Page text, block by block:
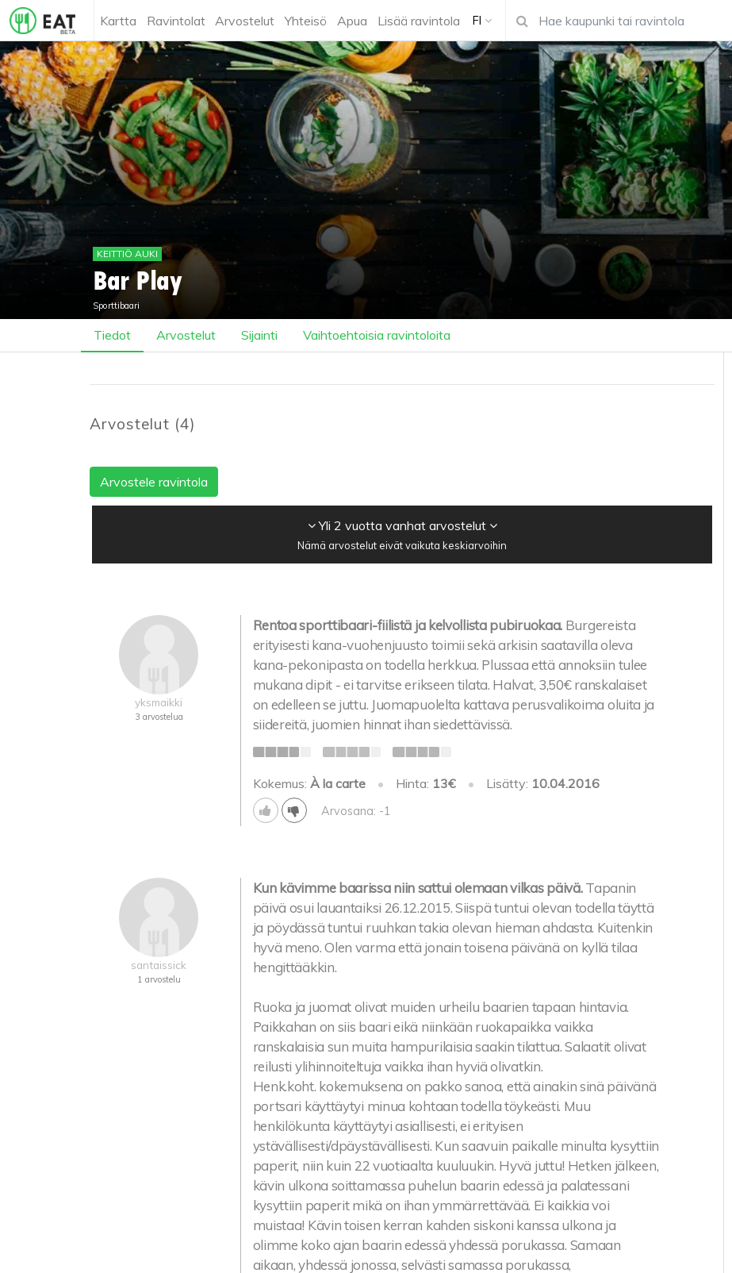
Kartta Ravintolat Arvostelut Yhteisö Apua Lisää ravintola FI
KEITTIÖ AUKI
Bar Play
Sporttibaari
Tiedot Arvostelut Sijainti Vaihtoehtoisia ravintoloita
Arvostelut (4)
Arvostele ravintola
Yli 2 vuotta vanhat arvostelut
Nämä arvostelut eivät vaikuta keskiarvoihin
yksmaikki
3 arvostelua
Rentoa sporttibaari-fiilistä ja kelvollista pubiruokaa. Burgereista
erityisesti kana-vuohenjuusto toimii sekä arkisin saatavilla oleva
kana-pekonipasta on todella herkkua. Plussaa että annoksiin tulee
mukana dipit - ei tarvitse erikseen tilata. Halvat, 3,50€ ranskalaiset
on edelleen se juttu. Juomapuolelta kattava perusvalikoima oluita ja
siidereitä, juomien hinnat ihan siedettävissä.
Kokemus: À la carte • Hinta: 13€ • Lisätty: 10.04.2016
Arvosana: -1
santaissick
1 arvostelu
Kun kävimme baarissa niin sattui olemaan vilkas päivä. Tapanin
päivä osui lauantaiksi 26.12.2015. Siispä tuntui olevan todella täyttä
ja pöydässä tuntui ruuhkan takia olevan hieman ahdasta. Kuitenkin
hyvä meno. Olen varma että jonain toisena päivänä on kyllä tilaa
hengittääkkin.
Ruoka ja juomat olivat muiden urheilu baarien tapaan hintavia.
Paikkahan on siis baari eikä niinkään ruokapaikka vaikka
ranskalaisia sun muita hampurilaisia saakin tilattua. Salaatit olivat
reilusti ylihinnoiteltuja vaikka ihan hyviä olivatkin.
Henk.koht. kokemuksena on pakko sanoa, että ainakin sinä päivänä
portsari käyttäytyi minua kohtaan todella töykeästi. Muu
henkilökunta käyttäytyi asiallisesti, ei erityisen
ystävällisesti/dpäystävällisesti. Kun saavuin paikalle minulta kysyttiin
paperit, niin kuin 22 vuotiaalta kuuluukin. Hyvä juttu! Hetken jälkeen,
kävin ulkona soittamassa puhelun baarin edessä ja palatessani
kysyttiin paperit mikä on ihan ymmärrettävää. Ei kaikkia voi
muistaa! Kävin toisen kerran kahden siskoni kanssa ulkona ja
olimme koko ajan baarin edessä yhdessä porukassa. Samaan
aikaan, yhdessä jonossa, selvästi samassa porukassa,